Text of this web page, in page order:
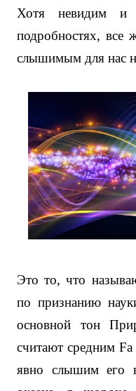
Хотя невидим
подробностях, все
слышимым для нас
Это то, что
по признанию
основной тон
считают средним
явно слышим его